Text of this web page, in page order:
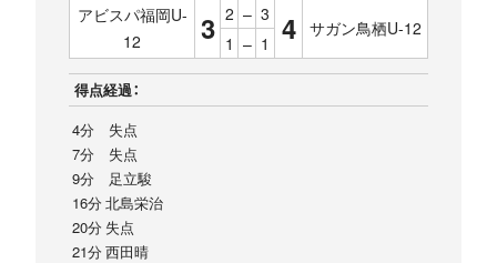
アビスパ福岡U-
12
3 2 – 3 4 サガン鳥栖U-12
1 – 1
得点経過：
4分 失点
7分 失点
9分 足立駿
16分 北島栄治
20分 失点
21分 西田晴